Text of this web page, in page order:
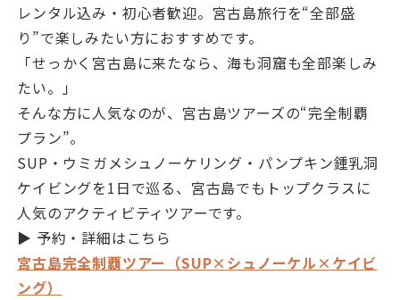
レンタル込み・初心者歓迎。宮古島旅行を“全部盛
り”で楽しみたい方におすすめです。
「せっかく宮古島に来たなら、海も洞窟も全部楽しみ
たい。」
そんな方に人気なのが、宮古島ツアーズの“完全制覇
プラン”。
SUP・ウミガメシュノーケリング・パンプキン鍾乳洞
ケイビングを1日で巡る、宮古島でもトップクラスに
人気のアクティビティツアーです。
▶︎ 予約・詳細はこちら
宮古島完全制覇ツアー（SUP×シュノーケル×ケイビ
ング）